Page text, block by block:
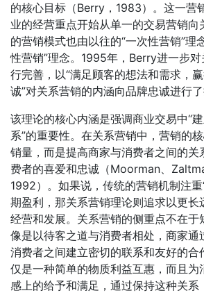
的核心目标（Berry，1983）。这一营
业的经营重点开始从单一的交易营销向
的营销模式也由以往的“一次性营销”理
性营销”理念。1995年，Berry进一步
行完善，以“满足顾客的想法和需求，
诚”对关系营销的内涵向品牌忠诚进行了
该理论的核心内涵是强调商业交易中“
系”的重要性。在关系营销中，营销的
销量，而是提高商家与消费者之间的关
费者的喜爱和忠诚（Moorman、
1992）。如果说，传统的营销机制注
期盈利，那关系营销理论则追求以更长
经营和发展。关系营销的侧重点不在于
像是以待客之道与消费者相处，商家通
消费者之间建立密切的联系和友好的合
仅是一种简单的物质利益互惠，而且为
感上的给予和满足，通过保持这种关系